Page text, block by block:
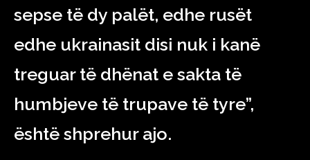
sepse të dy palët, edhe rusët
edhe ukrainasit disi nuk i kanë
treguar të dhënat e sakta të
humbjeve të trupave të tyre”,
është shprehur ajo.